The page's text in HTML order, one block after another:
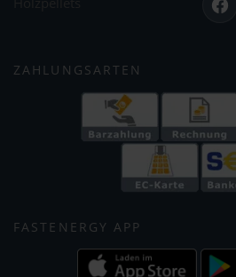
ZAHLUNGSARTEN
FASTENERGY APP